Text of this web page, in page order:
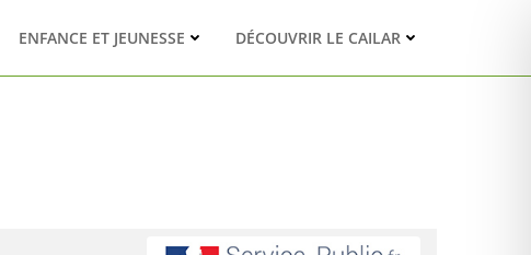
ENFANCE ET JEUNESSE DÉCOUVRIR LE CAILAR